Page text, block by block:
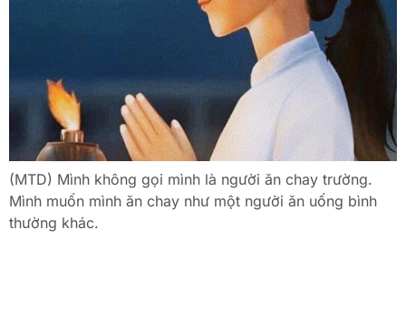
(MTD) Mình không gọi mình là người ăn chay trường.
Mình muốn mình ăn chay như một người ăn uống bình
thường khác.